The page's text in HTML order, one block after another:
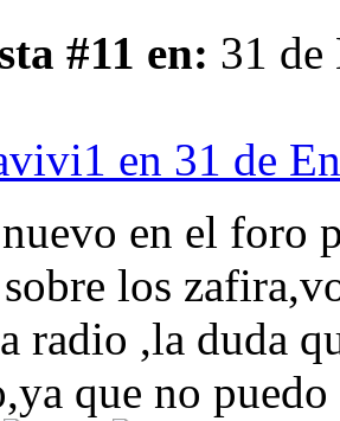
#11 en: 31 de
en 31 de
en el foro
los
radio ,la duda
que no